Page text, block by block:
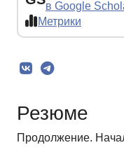
в Google
Метрики
Резюме
Продолжение.